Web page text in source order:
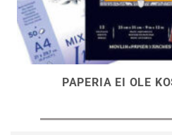
PAPERIA EI OLE